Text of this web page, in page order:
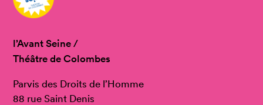
l’Avant Seine /
Théâtre de Colombes
Parvis des Droits de l’Homme
88 rue Saint Denis